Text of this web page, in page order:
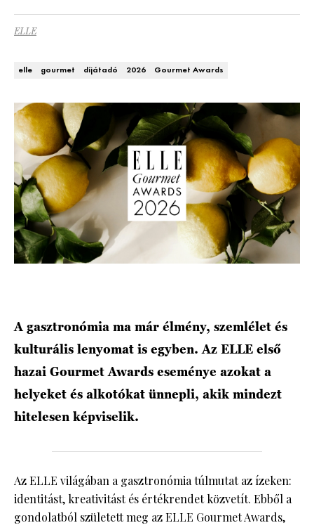
PÁRKAPCSOLAT
DECOR
Hírek
Trendek
Szobák
Ötletek
Szép terek
HOROSZKÓP
SZTÁRHÍREK
BUSINESS
ANYA
AWARDS
HÍRLEVÉL
ELLE
elle gourmet díjátadó 2026 Gourmet Awards
A gasztronómia ma már élmény, szemlélet és
kulturális lenyomat is egyben. Az ELLE első
hazai Gourmet Awards eseménye azokat a
helyeket és alkotókat ünnepli, akik mindezt
hitelesen képviselik.
Az ELLE világában a gasztronómia túlmutat az ízeken:
identitást, kreativitást és értékrendet közvetít. Ebből a
gondolatból született meg az ELLE Gourmet Awards,